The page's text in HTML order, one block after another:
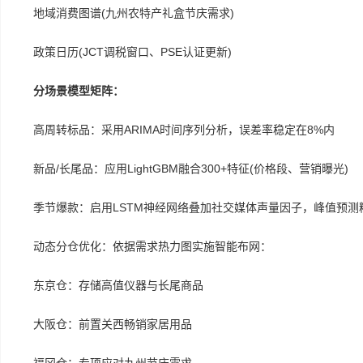
地域消费图谱(九州农特产礼盒节庆需求)
政策日历(JCT调税窗口、PSE认证更新)
分场景模型矩阵：
高周转标品：采用ARIMA时间序列分析，误差率稳定在8%内
新品/长尾品：应用LightGBM融合300+特征(价格段、营销曝光)
季节爆款：启用LSTM神经网络叠加社交媒体声量因子，峰值预测
动态分仓优化：依据需求热力图实施智能布网：
东京仓：存储高值仪器与长尾商品
大阪仓：前置关西畅销家居用品